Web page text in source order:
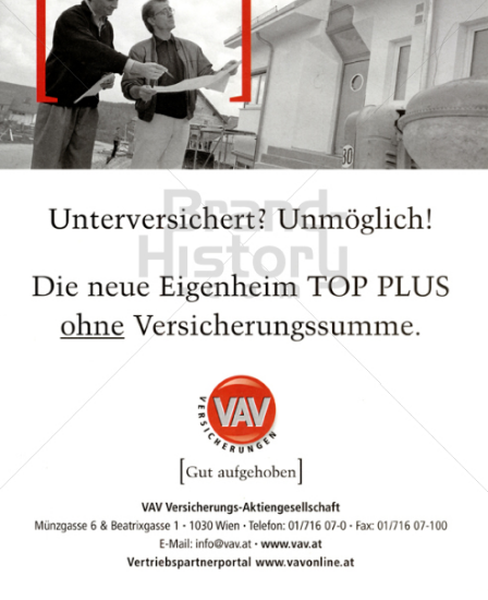
VAV Versicherungs-Aktiengesellschaft
VAV Versicherungs-Aktiengesellschaft
2007